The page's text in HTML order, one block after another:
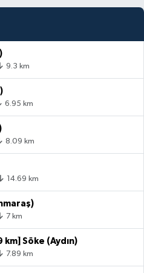
9.3 km
6.95 km
8.09 km
14.69 km
7 km
km] Söke (Aydın)
7.89 km